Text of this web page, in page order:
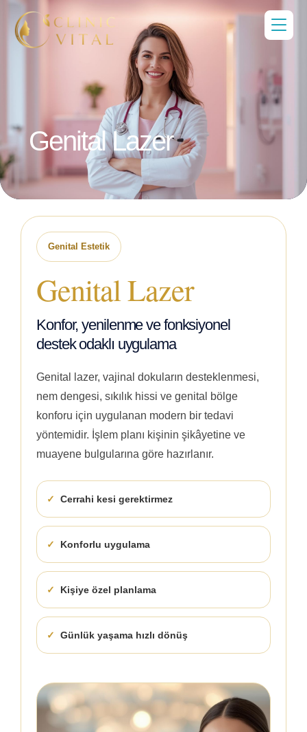
Genital Lazer
Genital Estetik
Genital Lazer
Konfor, yenilenme ve fonksiyonel
destek odaklı uygulama
Genital lazer, vajinal dokuların desteklenmesi,
nem dengesi, sıkılık hissi ve genital bölge
konforu için uygulanan modern bir tedavi
yöntemidir. İşlem planı kişinin şikâyetine ve
muayene bulgularına göre hazırlanır.
Cerrahi kesi gerektirmez
Konforlu uygulama
Kişiye özel planlama
Günlük yaşama hızlı dönüş